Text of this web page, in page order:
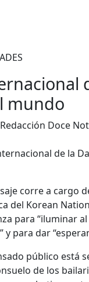
mundo
Redacción Doce
corre a cargo
del Korean
para “iluminar
y para dar
público está
de los